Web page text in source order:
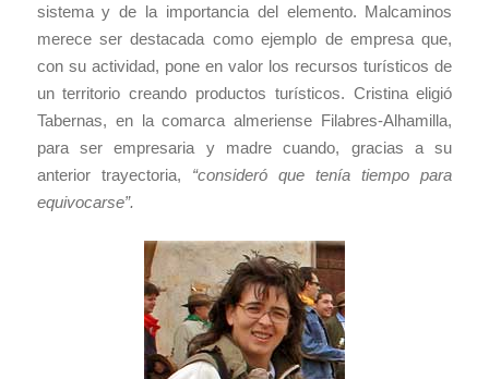
sistema y de la importancia del elemento. Malcaminos
merece ser destacada como ejemplo de empresa que,
con su actividad, pone en valor los recursos turísticos de
un territorio creando productos turísticos. Cristina eligió
Tabernas, en la comarca almeriense Filabres-Alhamilla,
para ser empresaria y madre cuando, gracias a su
anterior trayectoria, “consideró que tenía tiempo para
equivocarse”.